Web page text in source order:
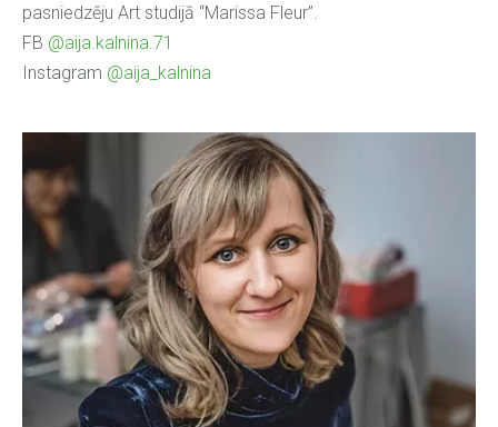
pasniedzēju Art studijā “Marissa Fleur”.
FB @aija.kalnina.71
Instagram @aija_kalnina